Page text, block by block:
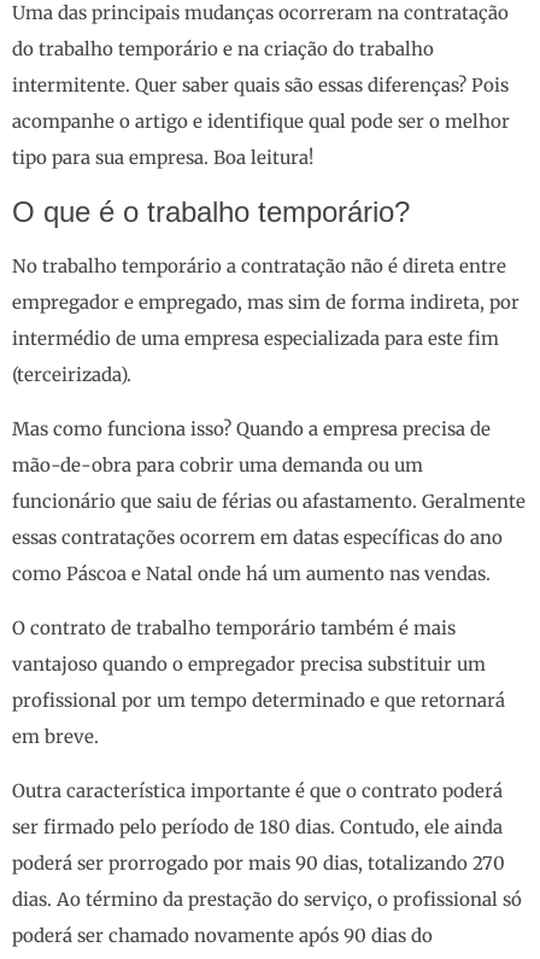
Uma das principais mudanças ocorreram na contratação
do trabalho temporário e na criação do trabalho
intermitente. Quer saber quais são essas diferenças? Pois
acompanhe o artigo e identifique qual pode ser o melhor
tipo para sua empresa. Boa leitura!
O que é o trabalho temporário?
No trabalho temporário a contratação não é direta entre
empregador e empregado, mas sim de forma indireta, por
intermédio de uma empresa especializada para este fim
(terceirizada).
Mas como funciona isso? Quando a empresa precisa de
mão-de-obra para cobrir uma demanda ou um
funcionário que saiu de férias ou afastamento. Geralmente
essas contratações ocorrem em datas específicas do ano
como Páscoa e Natal onde há um aumento nas vendas.
O contrato de trabalho temporário também é mais
vantajoso quando o empregador precisa substituir um
profissional por um tempo determinado e que retornará
em breve.
Outra característica importante é que o contrato poderá
ser firmado pelo período de 180 dias. Contudo, ele ainda
poderá ser prorrogado por mais 90 dias, totalizando 270
dias. Ao término da prestação do serviço, o profissional só
poderá ser chamado novamente após 90 dias do